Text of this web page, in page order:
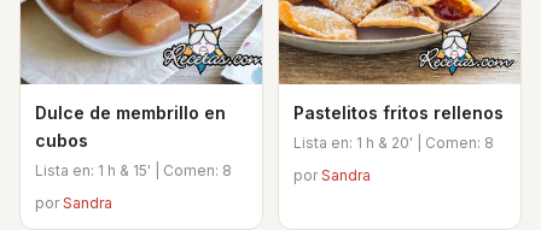
Dulce de membrillo en
cubos
Lista en: 1 h & 15' | Comen: 8
porSandra
Pastelitos fritos rellenos
Lista en: 1 h & 20' | Comen: 8
porSandra